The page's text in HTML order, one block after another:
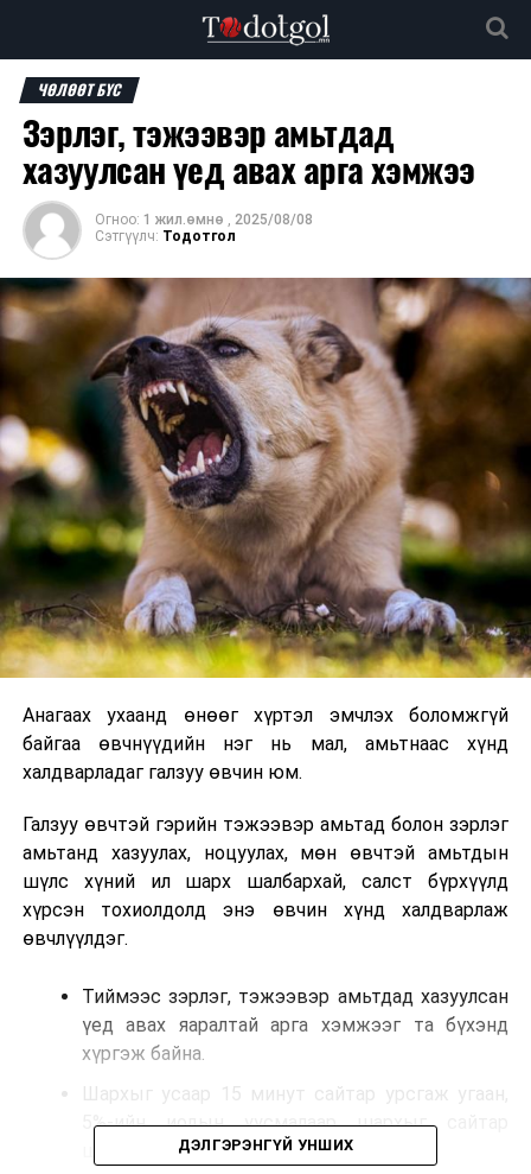
ЧӨЛӨӨТ БҮС
Зэрлэг, тэжээвэр амьтдад
хазуулсан үед авах арга хэмжээ
Огноо: 1 жил.өмнө , 2025/08/08
Сэтгүүлч: Тодотгол
Анагаах ухаанд өнөөг хүртэл эмчлэх боломжгүй
байгаа өвчнүүдийн нэг нь мал, амьтнаас хүнд
халдварладаг галзуу өвчин юм.
Галзуу өвчтэй гэрийн тэжээвэр амьтад болон зэрлэг
амьтанд хазуулах, ноцуулах, мөн өвчтэй амьтдын
шүлс хүний ил шарх шалбархай, салст бүрхүүлд
хүрсэн тохиолдолд энэ өвчин хүнд халдварлаж
өвчлүүлдэг.
Тиймээс зэрлэг, тэжээвэр амьтдад хазуулсан
үед авах яаралтай арга хэмжээг та бүхэнд
хүргэж байна.
Шархыг усаар 15 минут сайтар урсгаж угаан,
5%-ийн иодын уусмалаар шархыг сайтар
шавшаарай.ДЭЛГЭРЭНГҮЙ УНШИХ